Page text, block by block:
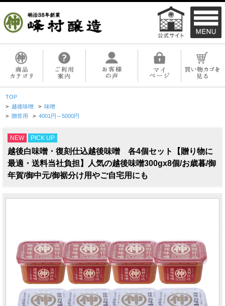
TOP
> 越後味噌 > 味噌
> 贈答用 > 4001円～5000円
NEW PICK UP
越後白味噌・復刻仕込越後味噌 各4個セット【贈り物に
最適・送料当社負担】人気の越後味噌300gx8個/お歳暮/御
年賀/御中元/御裾分け用やご自宅用にも